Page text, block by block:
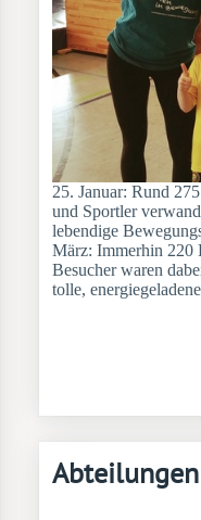
25. Januar: Rund
und Sportler
lebendige
März: Immerhin 220
Besucher waren
tolle,
Abteilungen